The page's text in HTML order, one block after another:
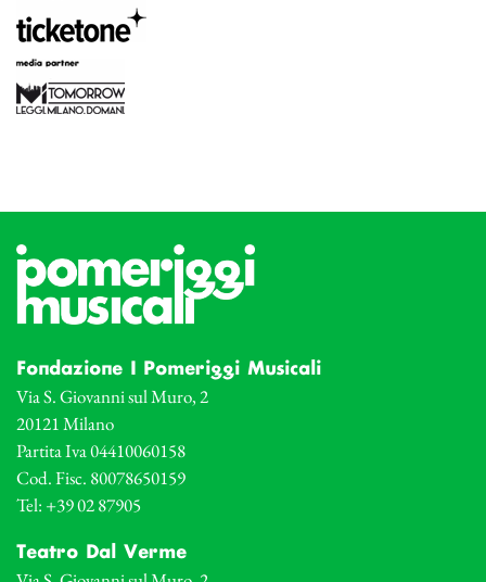
Fondazione I Pomeriggi Musicali
Via S. Giovanni sul Muro, 2
20121 Milano
Partita Iva 04410060158
Cod. Fisc. 80078650159
Tel: +39 02 87905
Teatro Dal Verme